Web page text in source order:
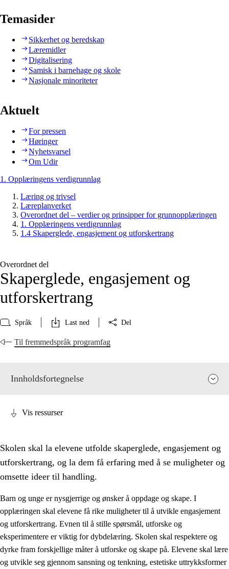
Temasider
Sikkerhet og beredskap
Læremidler
Digitalisering
Samisk i barnehage og skole
Nasjonale minoriteter
Aktuelt
For pressen
Høringer
Nyhetsvarsel
Om Udir
1. Opplæringens verdigrunnlag
Læring og trivsel
Læreplanverket
Overordnet del – verdier og prinsipper for grunnopplæringen
1. Opplæringens verdigrunnlag
1.4 Skaperglede, engasjement og utforskertrang
Overordnet del
Skaperglede, engasjement og
utforskertrang
Språk Last ned Del
Til fremmedspråk programfag
Innholdsfortegnelse
Opplæringens verdigrunnlag
1.1 Menneskeverdet
1.2 Identitet og kulturelt mangfold
Vis ressurser
Skolen skal la elevene utfolde skaperglede, engasjement og
utforskertrang, og la dem få erfaring med å se muligheter og
omsette ideer til handling.
Barn og unge er nysgjerrige og ønsker å oppdage og skape. I
opplæringen skal elevene få rike muligheter til å utvikle engasjement
og utforskertrang. Evnen til å stille spørsmål, utforske og
eksperimentere er viktig for dybdelæring. Skolen skal respektere og
dyrke fram forskjellige måter å utforske og skape på. Elevene skal lære
og utvikle seg gjennom sansning og tenkning, estetiske uttrykksformer